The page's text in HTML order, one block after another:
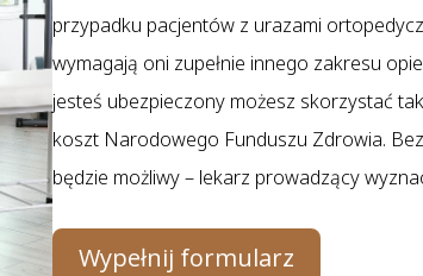
przypadku pacjentów z urazami
wymagają oni zupełnie innego zakresu
jesteś ubezpieczony możesz skorzystać
koszt Narodowego Funduszu Zdrowia.
będzie możliwy – lekarz prowadzący
Wypełnij formularz